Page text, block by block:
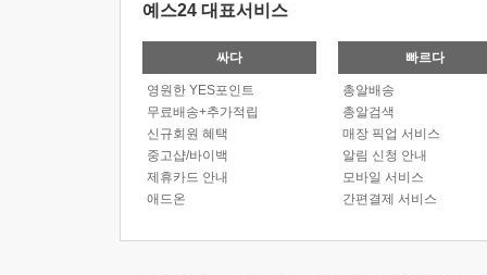
예스24 대표서비스
싸다
영원한 YES포인트
무료배송+추가적립
신규회원 혜택
중고샵/바이백
제휴카드 안내
애드온
빠르다
총알배송
총알검색
매장 픽업 서비스
알림 신청 안내
모바일 서비스
간편결제 서비스